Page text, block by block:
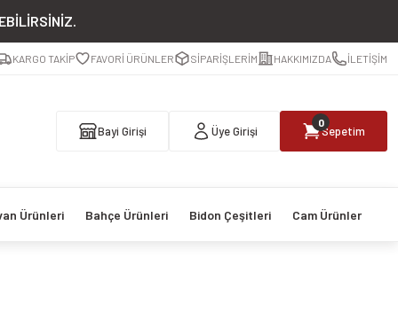
KARGO TAKİP FAVORİ ÜRÜNLER SİPARİŞLERİM HAKKIMIZDA İLETİŞİM
Bayi Girişi Üye Girişi
0
Sepetim
Ürünleri Bahçe Ürünleri Bidon Çeşitleri Cam Ürünler